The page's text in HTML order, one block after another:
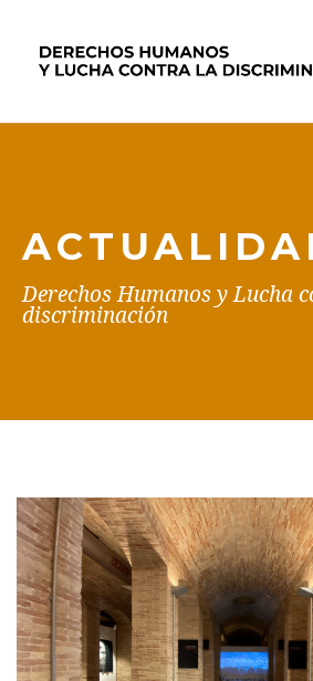
Derechos Humanos y Lucha
discriminación